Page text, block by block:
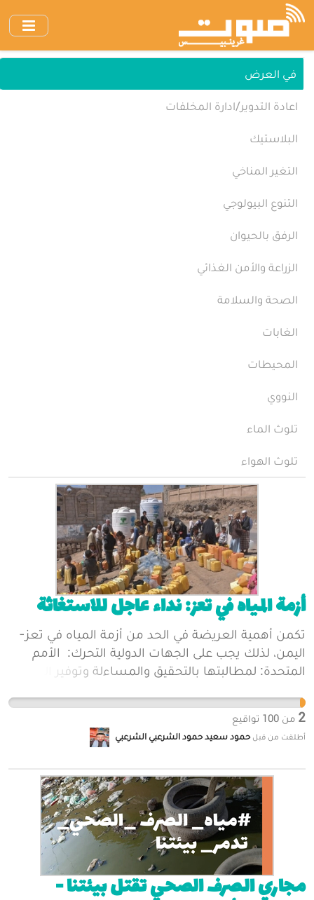
انتقل
إلى
الرئيسي
في العرض
اعادة التدوير/ادارة المخلفات
البلاستيك
التغير المناخي
التنوع البيولوجي
الرفق بالحيوان
الزراعة والأمن الغذائي
الصحة والسلامة
الغابات
المحيطات
النووي
تلوث الماء
تلوث الهواء
أزمة المياه في تعز: نداء عاجل للاستغاثة
تكمن أهمية العريضة في الحد من أزمة المياه في تعز-
اليمن، لذلك يجب على الجهات الدولية التحرك: الأمم
المتحدة: لمطالبتها بالتحقيق والمساءلة وتوفير الحماية.
على المجتمع الدولي. الحكومات والبرلمانات الدولية:
لحثها على اتخاذ إجراءات ضد الأزمة. الرأي العام العالمي:
لزيادة الوعي والتأثير على صناع القرار.
2 من 100 تواقيع
أطلقت من قبلحمود سعيد حمود الشرعبي الشرعبي
مجاري الصرف الصحي تقتل بيئتنا -